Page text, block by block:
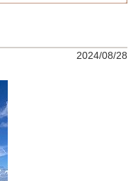
2024/08/28